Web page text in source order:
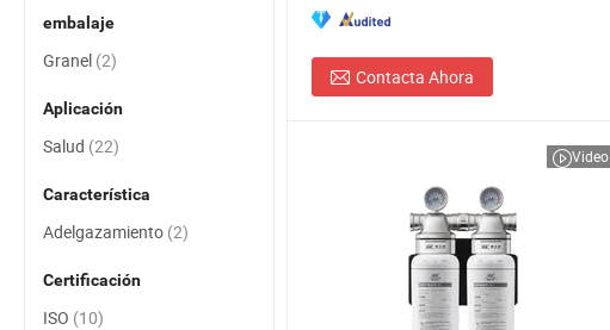
Contacta Ahora
Video
embalaje
Granel (2)
Aplicación
Salud (22)
Característica
Adelgazamiento (2)
Certificación
ISO (10)